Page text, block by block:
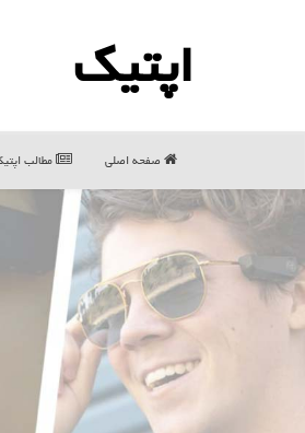
اپتیك
صفحه اصلی مطالب